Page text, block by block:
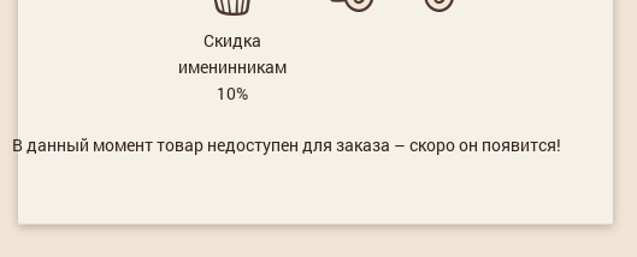
Скидка
именинникам
10%
В данный момент товар недоступен для заказа – скоро он появится!